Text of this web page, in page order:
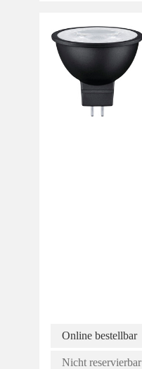
Online bestellbar
Nicht reservierbar